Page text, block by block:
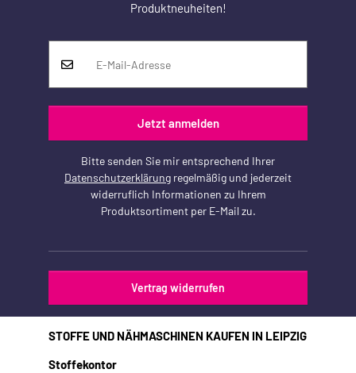
Produktneuheiten!
Jetzt anmelden
Bitte senden Sie mir entsprechend Ihrer
Datenschutzerklärung regelmäßig und jederzeit
widerruflich Informationen zu Ihrem
Produktsortiment per E-Mail zu.
Vertrag widerrufen
STOFFE UND NÄHMASCHINEN KAUFEN IN LEIPZIG
Stoffekontor